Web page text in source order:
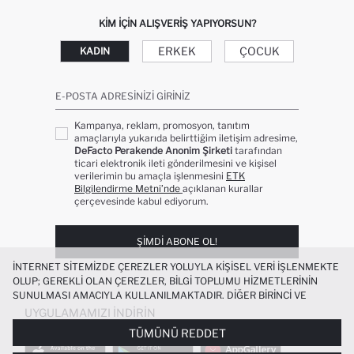
KIM IÇIN ALIŞVERIŞ YAPIYORSUN?
KADIN ERKEK ÇOCUK
E-POSTA ADRESINIZI GIRINIZ
Kampanya, reklam, promosyon, tanıtım
amaçlarıyla yukarıda belirttiğim iletişim adresime,
DeFacto Perakende Anonim Şirketi tarafından
ticari elektronik ileti gönderilmesini ve kişisel
verilerimin bu amaçla işlenmesini ETK
Bilgilendirme Metni’nde açıklanan kurallar
çerçevesinde kabul ediyorum.
ŞIMDI ABONE OL!
UYGULAMAMIZI İNDIRIN
İNTERNET SITEMIZDE ÇEREZLER YOLUYLA KIŞISEL VERI IŞLENMEKTE
OLUP; GEREKLI OLAN ÇEREZLER, BILGI TOPLUMU HIZMETLERININ
SUNULMASI AMACIYLA KULLANILMAKTADIR. DIĞER BIRINCI VE
ÜÇÜNCÜ TARAF ÇEREZLER ISE SIZE DAHA IYI BIR ALIŞVERIŞ
DENEYIMI SUNULABILMESI, SITEMIZIN DAHA IŞLEVSEL KILINMASI VE
KIŞISELLEŞTIRMESI VE AÇIK RIZA VERMENIZ HALINDE, SIZLERE
TÜMÜNÜ REDDET